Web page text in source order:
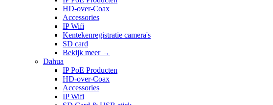
HD-over-Coax
Accessories
IP Wifi
Kentekenregistratie camera's
SD card
Bekijk meer →
Dahua
IP PoE Producten
HD-over-Coax
Accessories
IP Wifi